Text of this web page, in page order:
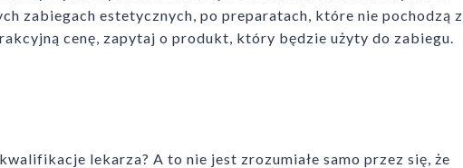
zabiegach estetycznych, po preparatach, które nie pochodzą z
cenę, zapytaj o produkt, który będzie użyty do zabiegu.
lekarza? A to nie jest zrozumiałe samo przez się, że